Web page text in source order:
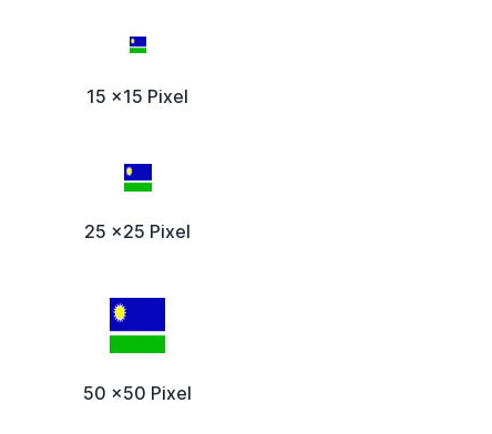
15 x15 Pixel
25 x25 Pixel
50 x50 Pixel